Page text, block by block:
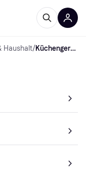
Haushalt/ Küchengeräte